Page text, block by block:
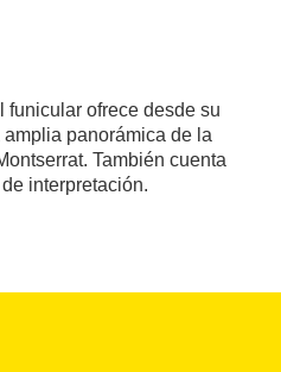
funicular ofrece desde su
panorámica de la
También cuenta
interpretación.